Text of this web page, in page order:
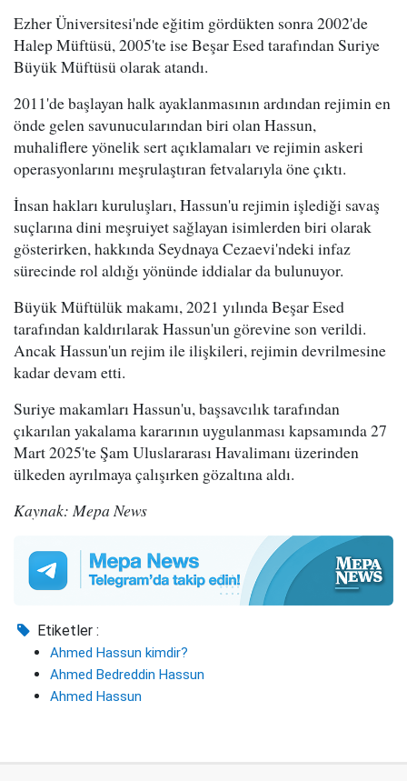
Ezher Üniversitesi'nde eğitim gördükten sonra 2002'de
Halep Müftüsü, 2005'te ise Beşar Esed tarafından Suriye
Büyük Müftüsü olarak atandı.
2011'de başlayan halk ayaklanmasının ardından rejimin en
önde gelen savunucularından biri olan Hassun,
muhaliflere yönelik sert açıklamaları ve rejimin askeri
operasyonlarını meşrulaştıran fetvalarıyla öne çıktı.
İnsan hakları kuruluşları, Hassun'u rejimin işlediği savaş
suçlarına dini meşruiyet sağlayan isimlerden biri olarak
gösterirken, hakkında Seydnaya Cezaevi'ndeki infaz
sürecinde rol aldığı yönünde iddialar da bulunuyor.
Büyük Müftülük makamı, 2021 yılında Beşar Esed
tarafından kaldırılarak Hassun'un görevine son verildi.
Ancak Hassun'un rejim ile ilişkileri, rejimin devrilmesine
kadar devam etti.
Suriye makamları Hassun'u, başsavcılık tarafından
çıkarılan yakalama kararının uygulanması kapsamında 27
Mart 2025'te Şam Uluslararası Havalimanı üzerinden
ülkeden ayrılmaya çalışırken gözaltına aldı.
Kaynak: Mepa News
Etiketler :
Ahmed Hassun kimdir?
Ahmed Bedreddin Hassun
Ahmed Hassun